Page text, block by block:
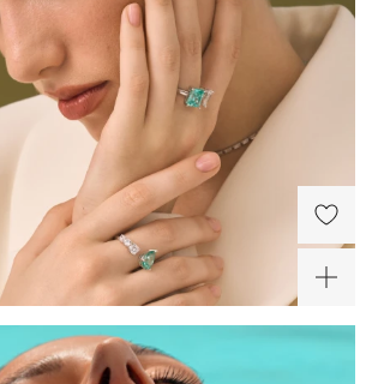
Серебряные серьги-
пусеты с фианитами
двух цветов белый и
параиба
10 920 ₽
Серебряные серьги-
пусеты с фианитами
двух цветов белый и
параиба
10 920 ₽
-30%